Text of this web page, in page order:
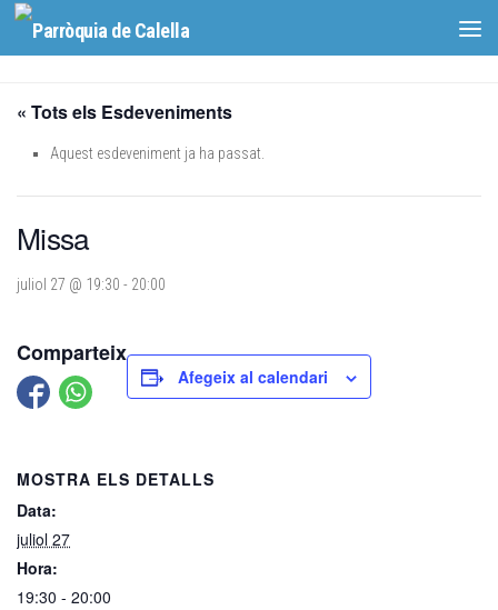
Skip to content
« Tots els Esdeveniments
Aquest esdeveniment ja ha passat.
Missa
juliol 27 @ 19:30 - 20:00
Comparteix
Afegeix al calendari
MOSTRA ELS DETALLS
Data:
juliol 27
Hora:
19:30 - 20:00